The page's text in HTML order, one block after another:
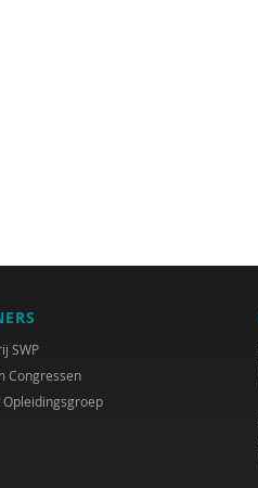
SWP
Congressen
Opleidingsgroep